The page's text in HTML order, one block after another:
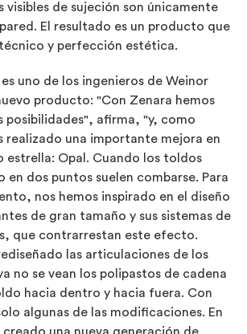
visibles de sujeción son únicamente
El resultado es un producto que
y perfección estética.
uno de los ingenieros de Weinor
producto: "Con Zenara hemos
posibilidades", afirma, "y, como
realizado una importante mejora en
estrella: Opal. Cuando los toldos
en dos puntos suelen combarse. Para
nos hemos inspirado en el diseño
de gran tamaño y sus sistemas de
que contrarrestan este efecto.
las articulaciones de los
no se vean los polipastos de cadena
hacia dentro y hacia fuera. Con
algunas de las modificaciones. En